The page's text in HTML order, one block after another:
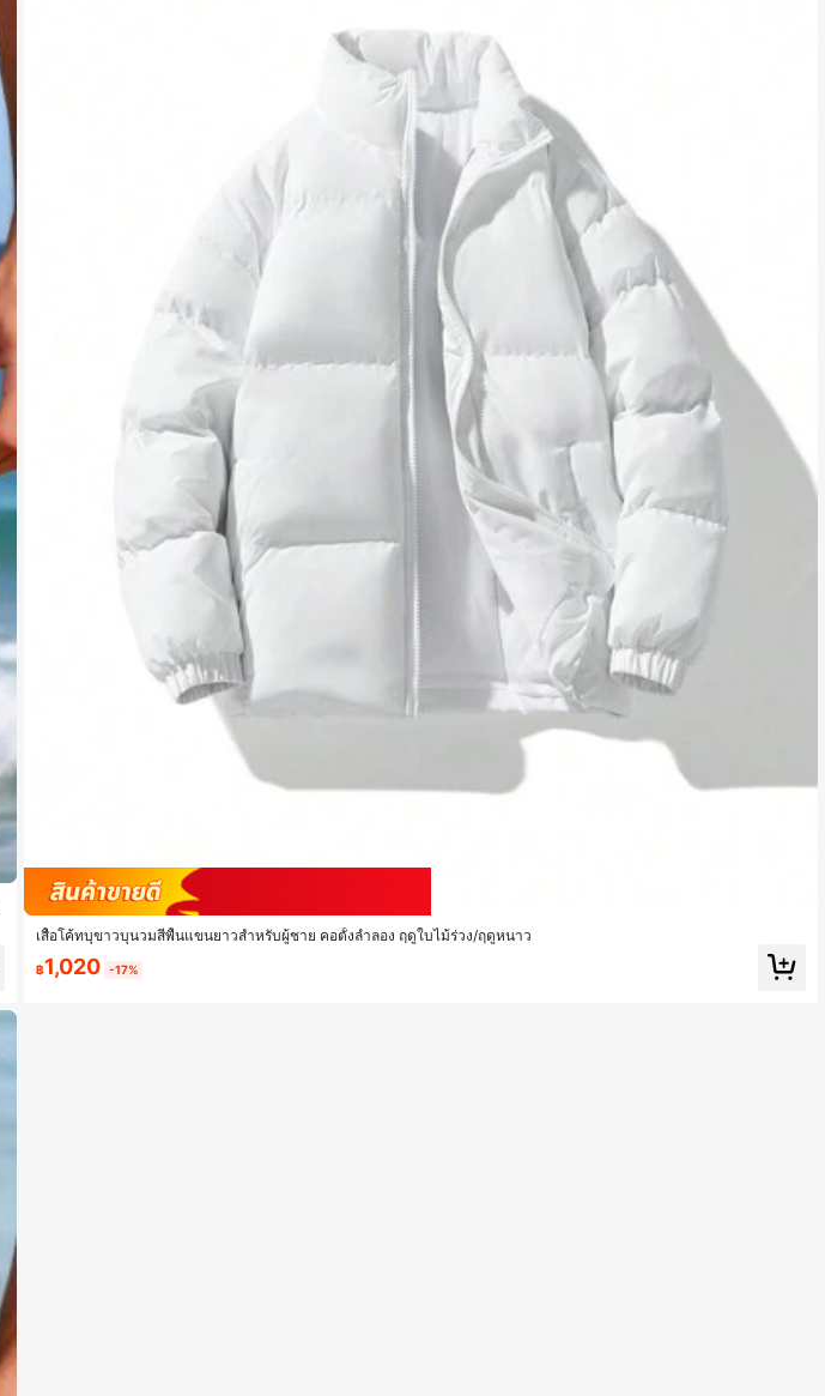
เสื้อโค้ทบุขาวบุนวมสีพื้นแขนยาวสำหรับผู้ชาย คอตั้งลำลอง ฤดูใบไม้ร่วง/ฤดูหนาว
฿1,020 -17%